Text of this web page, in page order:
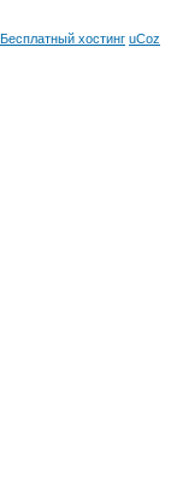
Бесплатный хостинг uCoz